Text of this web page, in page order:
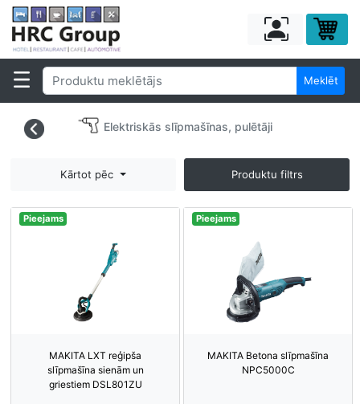
Meklēt
Elektriskās slīpmašīnas, pulētāji
Kārtot pēc Produktu filtrs
Pieejams
MAKITA LXT reģipša
slīpmašīna sienām un
griestiem DSL801ZU
Pieejams
MAKITA Betona slīpmašīna
NPC5000C